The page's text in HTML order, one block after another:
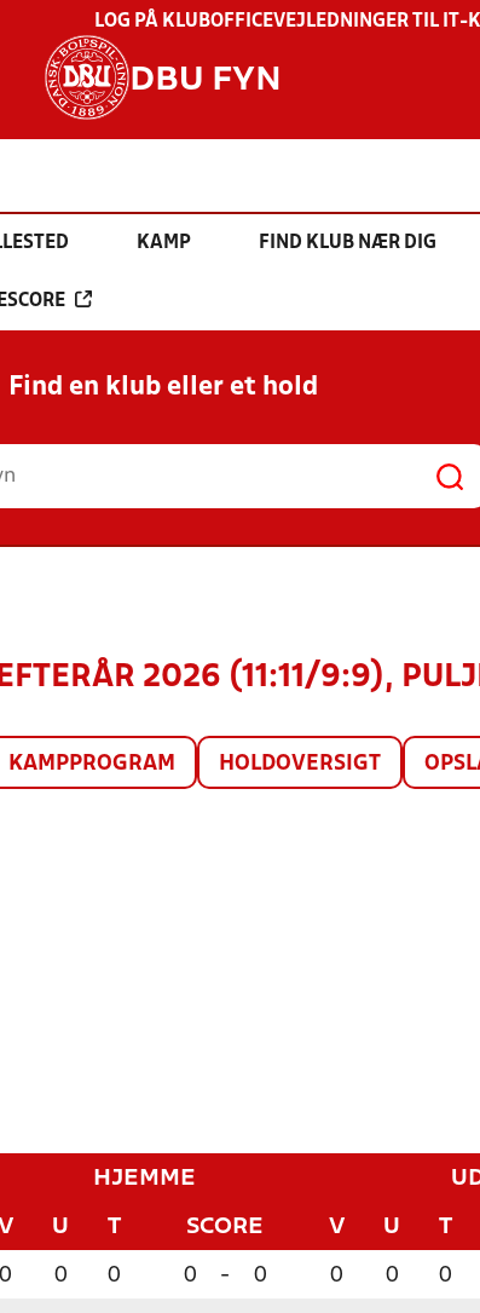
LOG PÅ KLUBOFFICEVEJLEDNINGER TIL IT-
DBU FYN
KAMP FIND KLUB NÆR DIG
Find en klub eller et hold
2026 (11:11/9:9),
KAMPPROGRAM HOLDOVERSIGT
HJEMME
V U T SCORE V U T
0 0 0 0 - 0 0 0 0